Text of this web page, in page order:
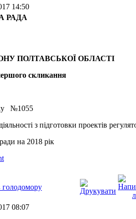
14:50
РАДА
ПОЛТАВСЬКОЇ ОБЛАСТІ
скликання
№1055
з підготовки проектів
на 2018 рік
08:07